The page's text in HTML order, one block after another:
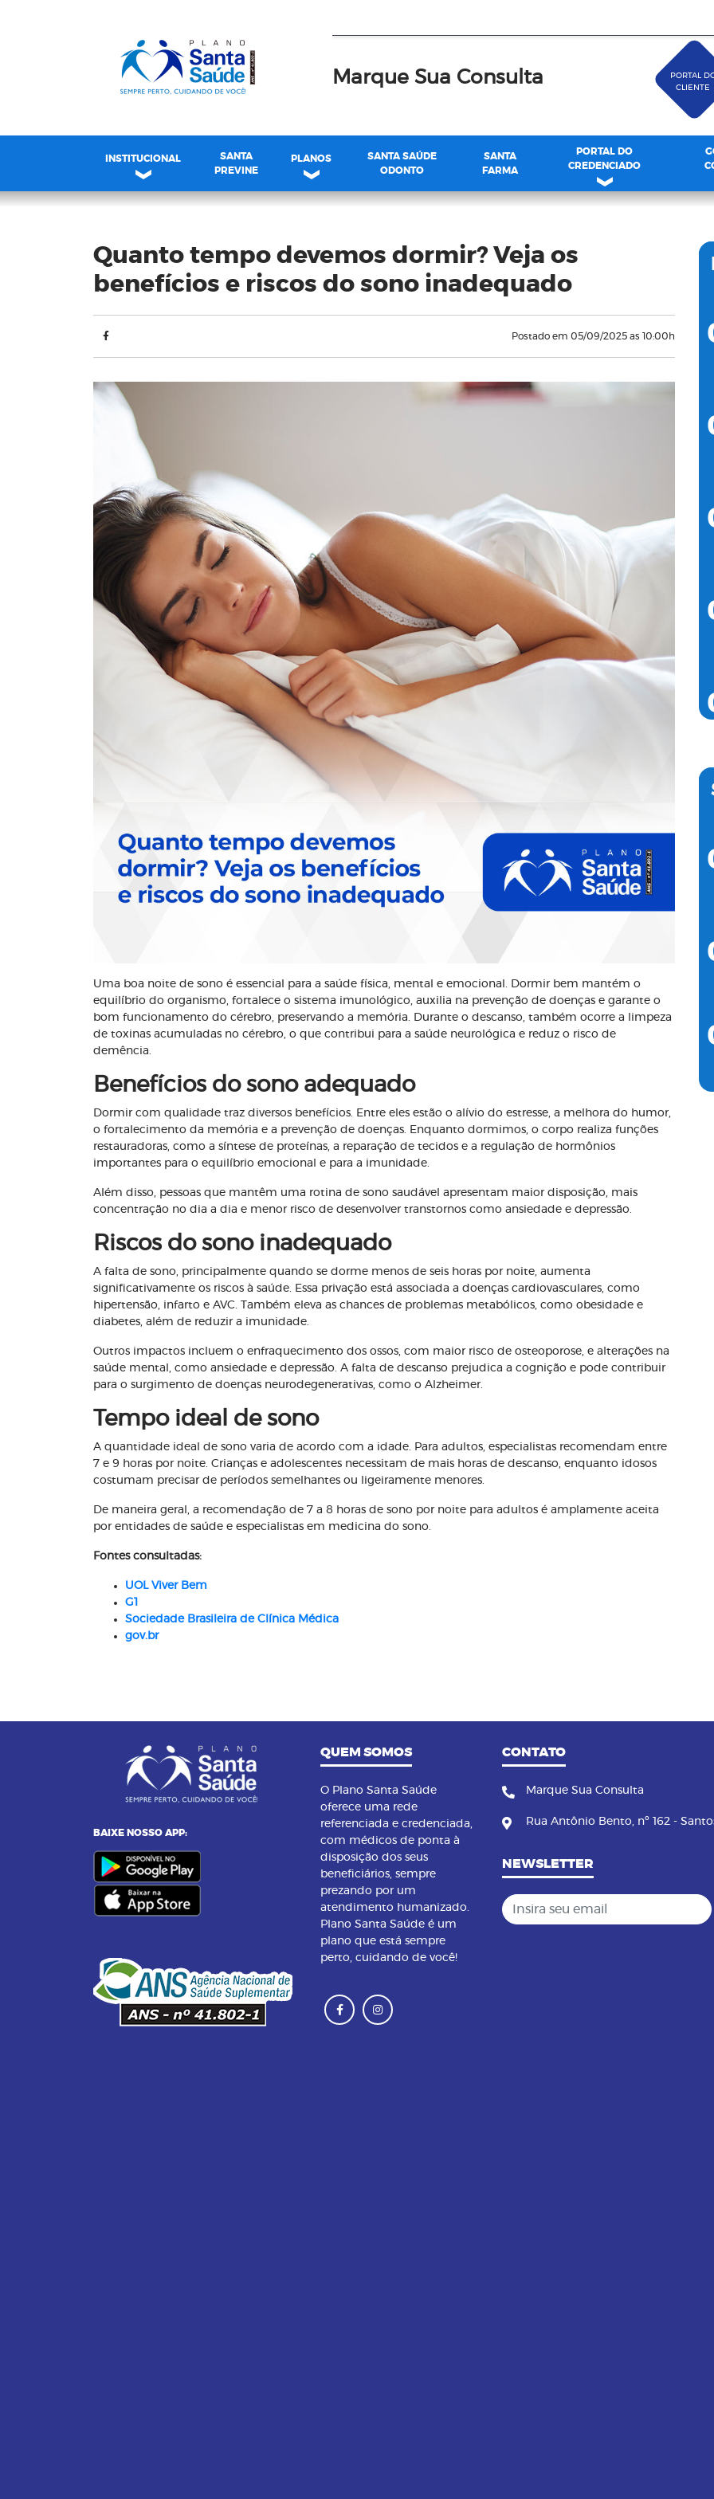
Marque Sua Consulta
PORTAL
CLIENTE
INSTITUCIONAL
SANTA
PREVINE
PLANOS
SANTA SAÚDE
ODONTO
SANTA
FARMA
PORTAL DO
CREDENCIADO
Blog
Quanto tempo devemos dormir? Veja os
benefícios e riscos do sono inadequado
Postado em 05/09/2025 as 10:00h
Uma boa noite de sono é essencial para a saúde física, mental e emocional. Dormir bem mantém o
equilíbrio do organismo, fortalece o sistema imunológico, auxilia na prevenção de doenças e garante o
bom funcionamento do cérebro, preservando a memória. Durante o descanso, também ocorre a limpeza
de toxinas acumuladas no cérebro, o que contribui para a saúde neurológica e reduz o risco de
demência.
Benefícios do sono adequado
Dormir com qualidade traz diversos benefícios. Entre eles estão o alívio do estresse, a melhora do humor,
o fortalecimento da memória e a prevenção de doenças. Enquanto dormimos, o corpo realiza funções
restauradoras, como a síntese de proteínas, a reparação de tecidos e a regulação de hormônios
importantes para o equilíbrio emocional e para a imunidade.
Além disso, pessoas que mantêm uma rotina de sono saudável apresentam maior disposição, mais
concentração no dia a dia e menor risco de desenvolver transtornos como ansiedade e depressão.
Riscos do sono inadequado
A falta de sono, principalmente quando se dorme menos de seis horas por noite, aumenta
significativamente os riscos à saúde. Essa privação está associada a doenças cardiovasculares, como
hipertensão, infarto e AVC. Também eleva as chances de problemas metabólicos, como obesidade e
diabetes, além de reduzir a imunidade.
Outros impactos incluem o enfraquecimento dos ossos, com maior risco de osteoporose, e alterações na
saúde mental, como ansiedade e depressão. A falta de descanso prejudica a cognição e pode contribuir
para o surgimento de doenças neurodegenerativas, como o Alzheimer.
Tempo ideal de sono
A quantidade ideal de sono varia de acordo com a idade. Para adultos, especialistas recomendam entre
7 e 9 horas por noite. Crianças e adolescentes necessitam de mais horas de descanso, enquanto idosos
costumam precisar de períodos semelhantes ou ligeiramente menores.
De maneira geral, a recomendação de 7 a 8 horas de sono por noite para adultos é amplamente aceita
por entidades de saúde e especialistas em medicina do sono.
Fontes consultadas:
UOL Viver Bem
G1
Sociedade Brasileira de Clínica Médica
gov.br
BAIXE NOSSO APP:
QUEM SOMOS
O Plano Santa Saúde
oferece uma rede
referenciada e credenciada,
com médicos de ponta à
disposição dos seus
beneficiários, sempre
prezando por um
atendimento humanizado.
Plano Santa Saúde é um
plano que está sempre
perto, cuidando de você!
CONTATO
Marque Sua Consulta
Rua Antônio Bento, nº 162 -
NEWSLETTER
Insira seu email